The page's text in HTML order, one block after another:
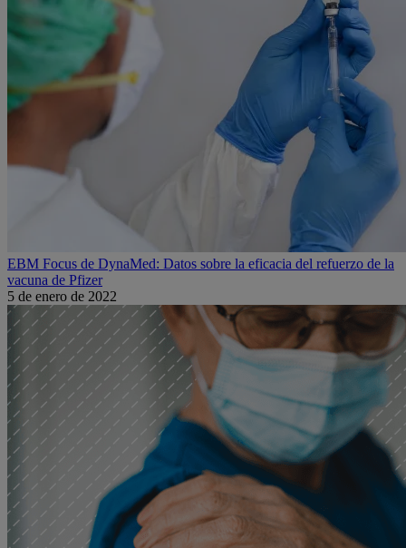
EBM Focus de DynaMed: Datos sobre la eficacia del refuerzo de la
vacuna de Pfizer
5 de enero de 2022